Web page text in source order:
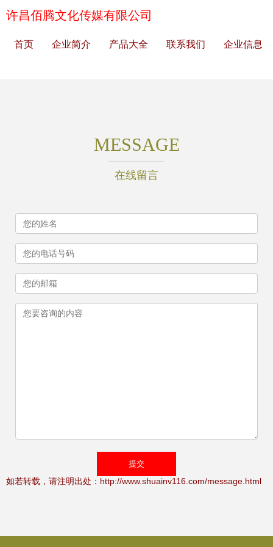
许昌佰腾文化传媒有限公司
首页 企业简介 产品大全 联系我们 企业信息
MESSAGE
在线留言
如若转载，请注明出处：http://www.shuainv116.com/message.html